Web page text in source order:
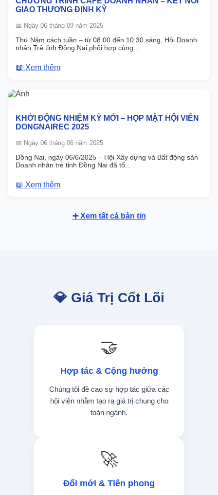
GIAO THƯƠNG ĐỊNH KỲ
📅 Ngày 06 tháng 09 năm 2025
Thứ Năm cách tuần – từ 08:00 đến 10:30 sáng, Hội Doanh
nhân Trẻ tỉnh Đồng Nai phối hợp cùng...
📖 Xem thêm
KHỞI ĐỘNG NHIỆM KỲ MỚI – HỌP MẶT HỘI VIÊN
DONGNAIREC 2025
📅 Ngày 06 tháng 06 năm 2025
Đồng Nai, ngày 06/6/2025 – Hội Xây dựng và Bất động sản
Doanh nhân trẻ tỉnh Đồng Nai đã tổ...
📖 Xem thêm
➕ Xem tất cả bản tin
💎 Giá Trị Cốt Lõi
🤝
Hợp tác & Cộng hưởng
Chúng tôi đề cao sự hợp tác giữa các
hội viên nhằm tạo ra giá trị chung cho
toàn ngành.
🚀
Đổi mới & Tiên phong